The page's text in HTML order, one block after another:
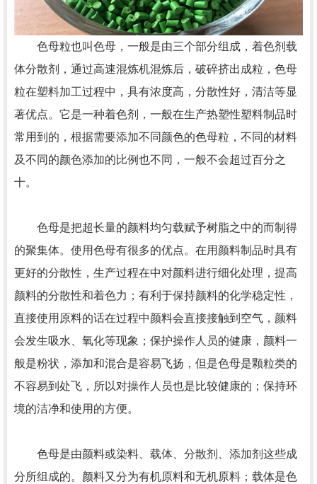
色母粒也叫色母，一般是由三个部分组成，着色剂载
体分散剂，通过高速混炼机混炼后，破碎挤出成粒，色母
粒在塑料加工过程中，具有浓度高，分散性好，清洁等显
著优点。它是一种着色剂，一般在生产热塑性塑料制品时
常用到的，根据需要添加不同颜色的色母粒，不同的材料
及不同的颜色添加的比例也不同，一般不会超过百分之
十。
色母是把超长量的颜料均匀载赋予树脂之中的而制得
的聚集体。使用色母有很多的优点。在用颜料制品时具有
更好的分散性，生产过程在中对颜料进行细化处理，提高
颜料的分散性和着色力；有利于保持颜料的化学稳定性，
直接使用原料的话在过程中颜料会直接接触到空气，颜料
会发生吸水、氧化等现象；保护操作人员的健康，颜料一
般是粉状，添加和混合是容易飞扬，但是色母是颗粒类的
不容易到处飞，所以对操作人员也是比较健康的；保持环
境的洁净和使用的方便。
色母是由颜料或染料、载体、分散剂、添加剂这些成
分所组成的。颜料又分为有机原料和无机原料；载体是色